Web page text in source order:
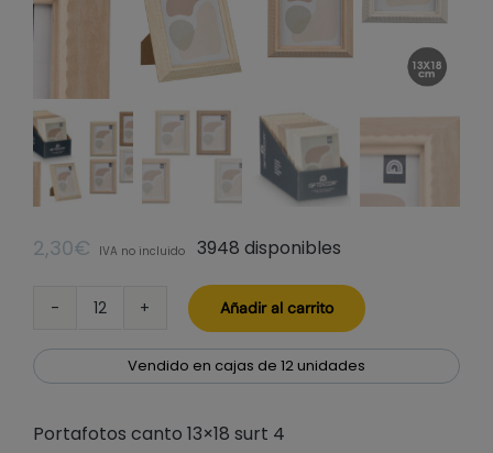
2,30€ IVA no incluido 3948 disponibles
Portafotos
13x18
surt
cantidad
Añadir al carrito
Vendido en cajas de 12 unidades
Portafotos canto 13×18 surt 4